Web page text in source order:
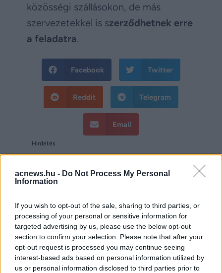
acnews.hu - Do Not Process My Personal
Information
If you wish to opt-out of the sale, sharing to third parties, or
processing of your personal or sensitive information for
targeted advertising by us, please use the below opt-out
section to confirm your selection. Please note that after your
opt-out request is processed you may continue seeing
interest-based ads based on personal information utilized by
us or personal information disclosed to third parties prior to
közösségi szállásokon, de más
szervezetekkel is szerződhetnek erre
a feladatra.
Facebook Twitter
Reddit Telegram
Email
Hirdetés